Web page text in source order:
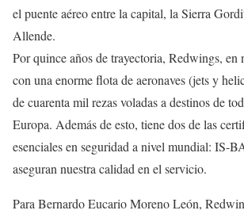
el puente aéreo entre la capital, la Sierra
Allende.
Por quince años de trayectoria, Redwings, en
con una enorme flota de aeronaves (jets y
de cuarenta mil rezas voladas a destinos de
Europa. Además de esto, tiene dos de las
esenciales en seguridad a nivel mundial: IS-
aseguran nuestra calidad en el servicio.
Para Bernardo Eucario Moreno León,